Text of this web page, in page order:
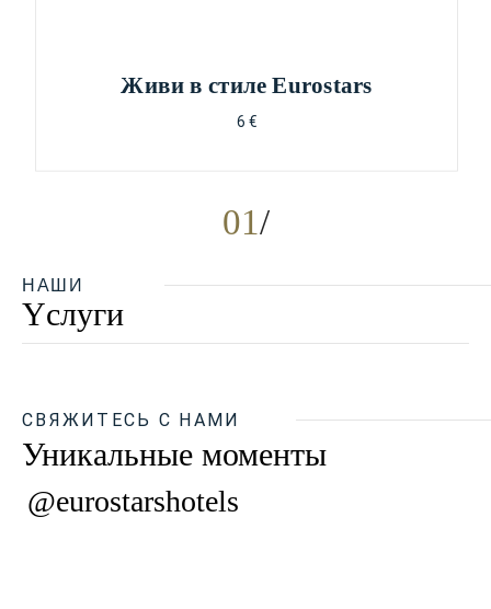
01
Живи в стиле Eurostars
6 €
НАШИ
Yслуги
СВЯЖИТЕСЬ С НАМИ
Уникальные моменты
@eurostarshotels